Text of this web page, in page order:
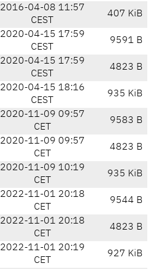
2016-04-08 11:57
CEST
407 KiB
2020-04-15 17:59
CEST
9591 B
2020-04-15 17:59
CEST
4823 B
2020-04-15 18:16
CEST
935 KiB
2020-11-09 09:57
CET
9583 B
2020-11-09 09:57
CET
4823 B
2020-11-09 10:19
CET
935 KiB
2022-11-01 20:18
CET
9544 B
2022-11-01 20:18
CET
4823 B
2022-11-01 20:19
CET
927 KiB